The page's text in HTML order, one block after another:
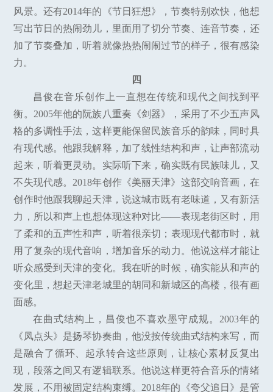
风景。还有2014年的《节日狂想》，节奏特别欢快，他想
写出节日的热闹劲儿，里面用了切分节奏、连音节奏，还
加了节奏叠加，听着就像热热闹闹过节的样子，很有感染
力。
四
昌俊在音乐创作上一直想在传统和现代之间找到平
衡。2005年他的阮族八重奏《剑器》，采用了不少五声风
格的多调性手法，这样更能保留民族音乐的韵味，同时具
有现代感。他跟我解释，加了线性结构和声，让声部流动
起来，听着更灵动。实际听下来，确实既有民族味儿，又
不失现代感。2018年创作《美丽天津》这部交响音画，在
创作时他跟我聊起天津，说这城市既有老味道，又有新活
力，所以和声上也想体现这种对比——表现老街区时，用
了柔和的五声性和声，听着很亲切；表现现代都市时，就
用了复杂的现代音响，增加音乐的动力。他说这样才能让
听众感受到天津的变化。我在听的时候，确实能从和声的
变化里，想起天津老城里的胡同和新城区的高楼，很有画
面感。
在曲式结构上，昌俊也不喜欢墨守成规。2003年的
《凤点头》是扬琴协奏曲，他没按传统曲式结构来写，而
是融合了循环、起承转合这些原则，让核心素材反复出
现，段落之间又有逻辑联系。他说这样更符合音乐的情绪
发展，不用被固定结构束缚。2018年的《夸父追日》是管